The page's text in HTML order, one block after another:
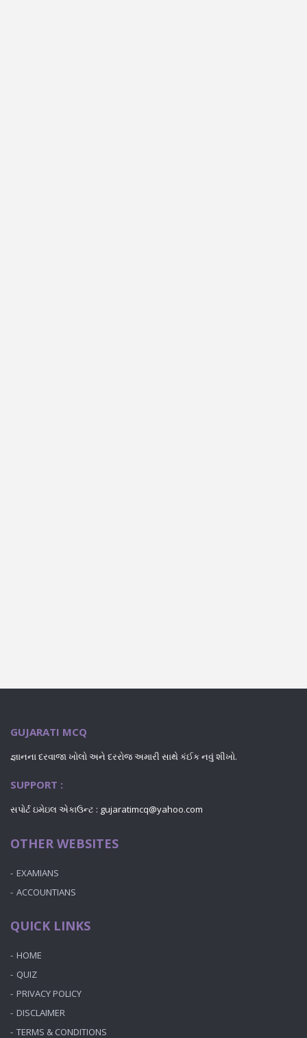
GUJARATI MCQ
જ્ઞાનના દરવાજા ખોલો અને દરરોજ અમારી સાથે કંઈક નવું શીખો.
SUPPORT :
સપોર્ટ ઇમેઇલ એકાઉન્ટ : gujaratimcq@yahoo.com
OTHER WEBSITES
EXAMIANS
ACCOUNTIANS
QUICK LINKS
HOME
QUIZ
PRIVACY POLICY
DISCLAIMER
TERMS & CONDITIONS